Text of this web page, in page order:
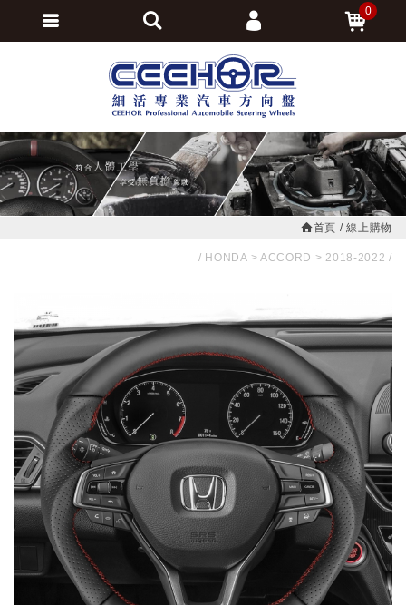
首頁 線上購物
HONDA ACCORD 2018-2022
0
會員登入
會員註冊
訂單查詢
追蹤清單
繁體中文